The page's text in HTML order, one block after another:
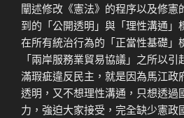
闡述修改《憲法》的程序以及修憲
到的「公開透明」與「理性溝通」
在所有統治行為的「正當性基礎」
「兩岸服務業貿易協議」之所以
滿瑕疵違反民主，就是因為馬江政
透明，又不想理性溝通，只想透過
力，強迫大家接受，完全缺少憲政